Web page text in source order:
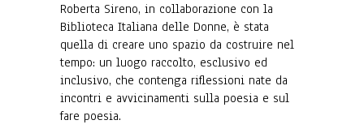
Roberta Sireno, in collaborazione con la
Biblioteca Italiana delle Donne, è stata
quella di creare uno spazio da costruire nel
tempo: un luogo raccolto, esclusivo ed
inclusivo, che contenga riflessioni nate da
incontri e avvicinamenti sulla poesia e sul
fare poesia.